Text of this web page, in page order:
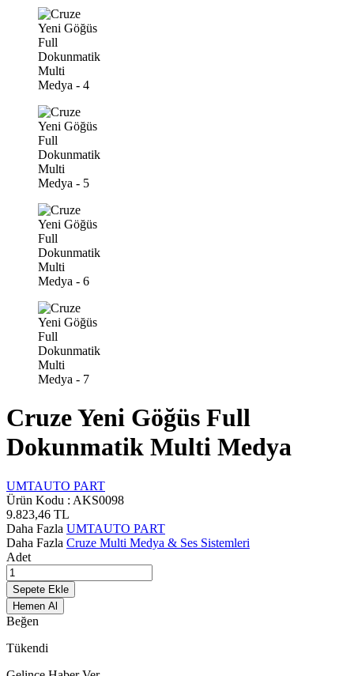
Cruze Yeni Göğüs Full
Dokunmatik Multi Medya
UMTAUTO PART
Ürün Kodu : AKS0098
9.823,46 TL
Daha Fazla UMTAUTO PART
Daha Fazla Cruze Multi Medya & Ses Sistemleri
Adet
Sepete Ekle
Hemen Al
Beğen
Tükendi